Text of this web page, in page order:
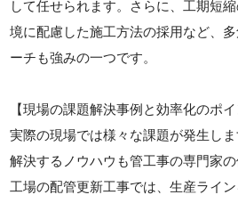
して任せられます。さらに、工期短
境に配慮した施工方法の採用など、
ーチも強みの一つです。
【現場の課題解決事例と効率化のポイ
実際の現場では様々な課題が発生し
解決するノウハウも管工事の専門家
工場の配管更新工事では、生産ライ